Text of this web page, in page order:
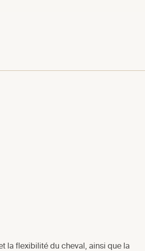
la flexibilité du cheval, ainsi que la